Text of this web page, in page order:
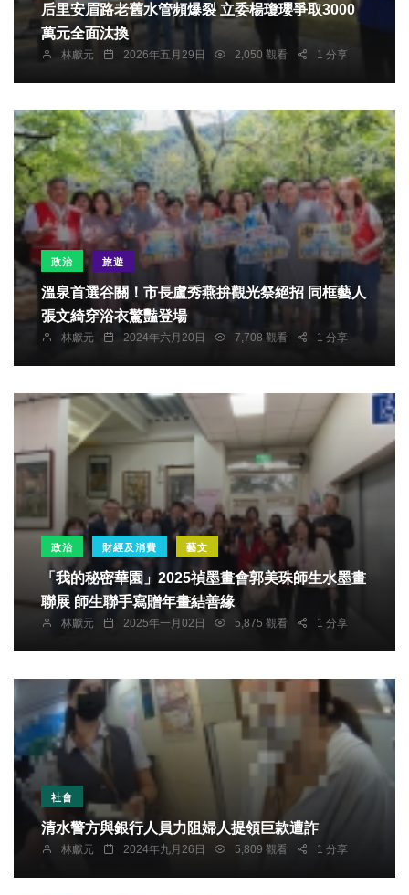
后里安眉路老舊水管頻爆裂 立委楊瓊瓔爭取3000
萬元全面汰換
林獻元 2026年五月29日 2,050 觀看 1 分享
政治 旅遊
溫泉首選谷關！市長盧秀燕拚觀光祭絕招 同框藝人
張文綺穿浴衣驚豔登場
林獻元 2024年六月20日 7,708 觀看 1 分享
政治 財經及消費 藝文
「我的秘密華園」2025禎墨畫會郭美珠師生水墨畫
聯展 師生聯手寫贈年畫結善緣
林獻元 2025年一月02日 5,875 觀看 1 分享
社會
清水警方與銀行人員力阻婦人提領巨款遭詐
林獻元 2024年九月26日 5,809 觀看 1 分享